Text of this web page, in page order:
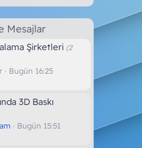
Mesajlar
Şirketleri (2
Bugün 16:25
3D Baskı
Bugün 15:51